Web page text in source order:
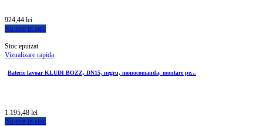
924,44 lei
Nu este in stoc
Stoc epuizat
Vizualizare rapida
Baterie lavoar KLUDI BOZZ, DN15, negru, monocomanda, montare pe...
1.195,48 lei
Nu este in stoc